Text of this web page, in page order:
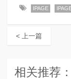
IPAGE
< 上一篇
相关推荐：